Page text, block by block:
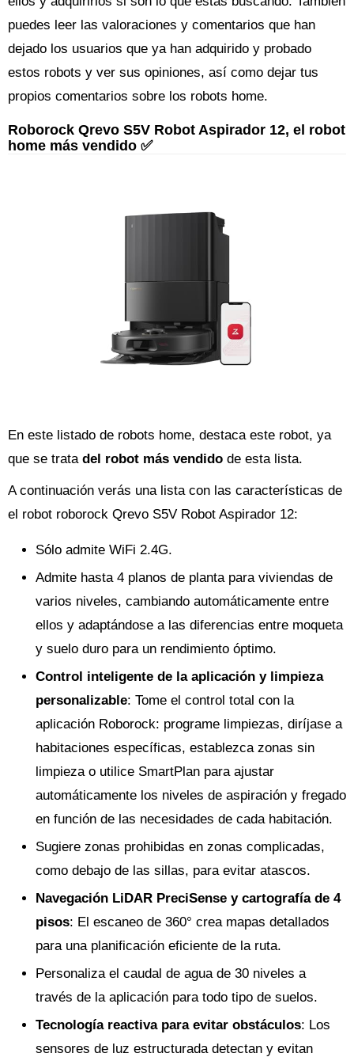
puedes leer las valoraciones y comentarios que han
dejado los usuarios que ya han adquirido y probado
estos robots y ver sus opiniones, así como dejar tus
propios comentarios sobre los robots home.
Roborock Qrevo S5V Robot Aspirador 12, el robot
home más vendido ✅
En este listado de robots home, destaca este robot, ya
que se trata del robot más vendido de esta lista.
A continuación verás una lista con las características de
el robot roborock Qrevo S5V Robot Aspirador 12:
Sólo admite WiFi 2.4G.
Admite hasta 4 planos de planta para viviendas de
varios niveles, cambiando automáticamente entre
ellos y adaptándose a las diferencias entre moqueta
y suelo duro para un rendimiento óptimo.
Control inteligente de la aplicación y limpieza
personalizable: Tome el control total con la
aplicación Roborock: programe limpiezas, diríjase a
habitaciones específicas, establezca zonas sin
limpieza o utilice SmartPlan para ajustar
automáticamente los niveles de aspiración y fregado
en función de las necesidades de cada habitación.
Sugiere zonas prohibidas en zonas complicadas,
como debajo de las sillas, para evitar atascos.
Navegación LiDAR PreciSense y cartografía de 4
pisos: El escaneo de 360° crea mapas detallados
para una planificación eficiente de la ruta.
Personaliza el caudal de agua de 30 niveles a
través de la aplicación para todo tipo de suelos.
Tecnología reactiva para evitar obstáculos: Los
sensores de luz estructurada detectan y evitan